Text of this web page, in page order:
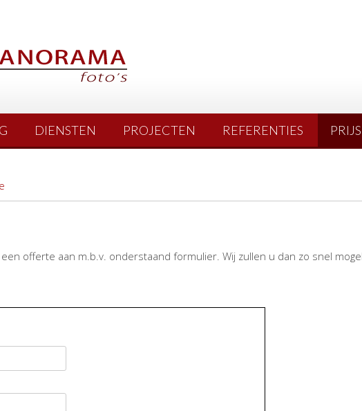
DIENSTEN PROJECTEN REFERENTIES
offerte aan m.b.v. onderstaand formulier. Wij zullen u dan zo snel